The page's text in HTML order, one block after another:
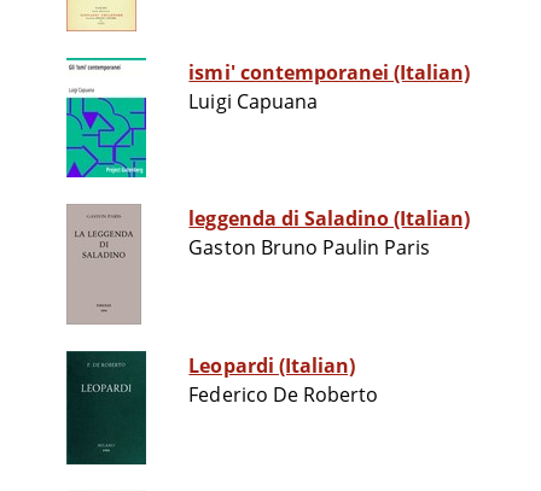
ismi' contemporanei (Italian)
Luigi Capuana
leggenda di Saladino (Italian)
Gaston Bruno Paulin Paris
Leopardi (Italian)
Federico De Roberto